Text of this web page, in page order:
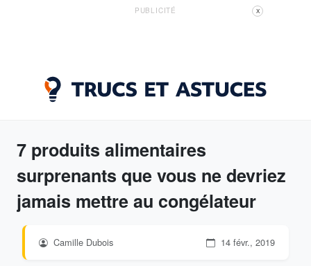
PUBLICITÉ X
7 produits alimentaires
surprenants que vous ne devriez
jamais mettre au congélateur
Camille Dubois 14 févr., 2019